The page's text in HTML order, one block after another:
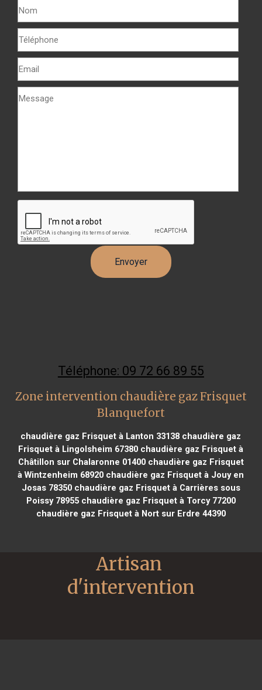
Téléphone: 09 72 66 89 55
Zone intervention chaudière gaz Frisquet
Blanquefort
chaudière gaz Frisquet à Lanton 33138 chaudière gaz
Frisquet à Lingolsheim 67380 chaudière gaz Frisquet à
Châtillon sur Chalaronne 01400chaudière gaz Frisquet
à Wintzenheim 68920 chaudière gaz Frisquet à Jouy en
Josas 78350chaudière gaz Frisquet à Carrières sous
Poissy 78955chaudière gaz Frisquet à Torcy 77200
chaudière gaz Frisquet à Nort sur Erdre 44390
Artisan
d'intervention